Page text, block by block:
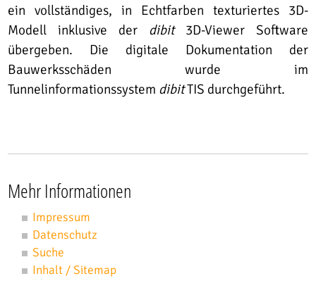
ein vollständiges, in Echtfarben texturiertes 3D-
Modell inklusive der dibit3D-Viewer Software
übergeben. Die digitale Dokumentation der
Bauwerksschäden wurde im
Tunnelinformationssystem dibitTIS durchgeführt.
Mehr Informationen
Impressum
Datenschutz
Suche
Inhalt / Sitemap